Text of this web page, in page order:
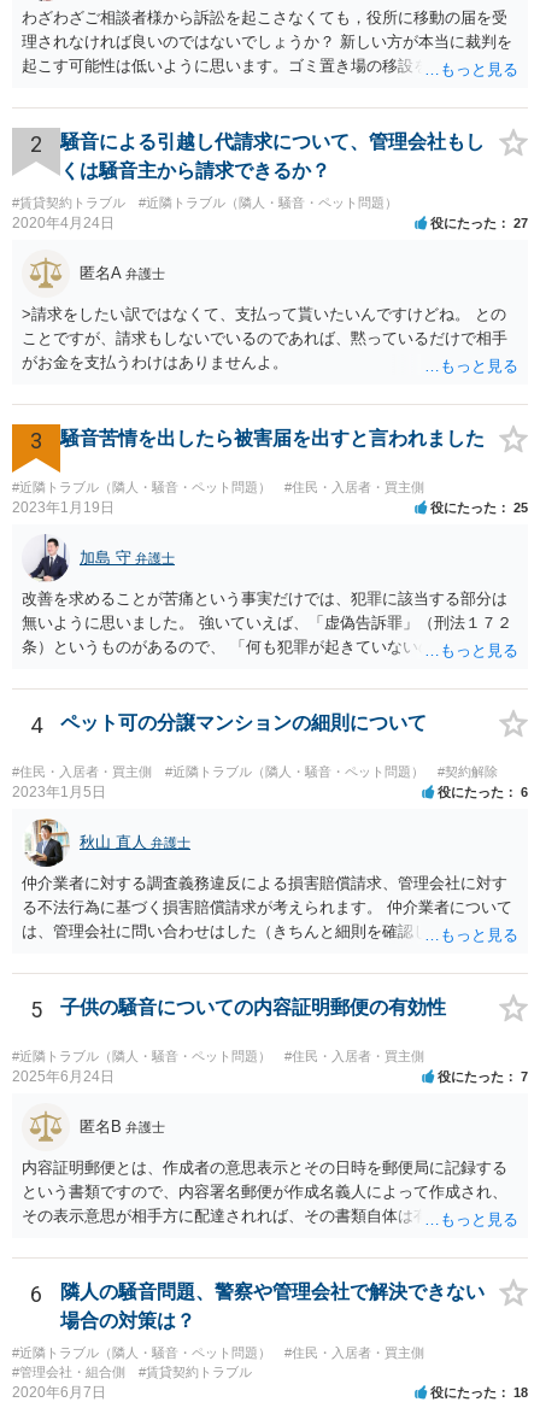
わざわざご相談者様から訴訟を起こさなくても，役所に移動の届を受
理されなければ良いのではないでしょうか？ 新しい方が本当に裁判を
起こす可能性は低いように思います。ゴミ置き場の移設を求める法的
2
騒音による引越し代請求について、管理会社もし
くは騒音主から請求できるか？
#賃貸契約トラブル #近隣トラブル（隣人・騒音・ペット問題）
2020年4月24日 役にたった 27
匿名A 弁護士
>請求をしたい訳ではなくて、支払って貰いたいんですけどね。 との
ことですが、請求もしないでいるのであれば、黙っているだけで相手
がお金を支払うわけはありませんよ。
3 騒音苦情を出したら被害届を出すと言われました
#近隣トラブル（隣人・騒音・ペット問題） #住民・入居者・買主側
2023年1月19日 役にたった 25
加島 守 弁護士
改善を求めることが苦痛という事実だけでは、犯罪に該当する部分は
無いように思いました。 強いていえば、「虚偽告訴罪」（刑法１７２
条）というものがあるので、 「何も犯罪が起きていないのにワザと警
しれませんが、警察が信じる可能性は低いのではないでしょうか。
4 ペット可の分譲マンションの細則について
#住民・入居者・買主側 #近隣トラブル（隣人・騒音・ペット問題） #契約解除
2023年1月5日 役にたった 6
秋山 直人 弁護士
仲介業者に対する調査義務違反による損害賠償請求、管理会社に対す
る不法行為に基づく損害賠償請求が考えられます。 仲介業者について
は、管理会社に問い合わせはした（きちんと細則を確認しなかった管
の間には直接の契約関係がないので、管理会社からは、ご相談者様に
対して義務を負っていないという反論が予想されます。 そのため、両
方に請求してくのが良いのではと思います。 損害の範囲はなかなか難
しいところですが、リフォーム工事をキャンセルしてキャンセル料が
発生しているということですので、当該キャンセル料を請求すること
約をしなかったとして、仲介手数料や登記費用も損害であるとして賠
償請求することが考えられます。
5 子供の騒音についての内容証明郵便の有効性
#近隣トラブル（隣人・騒音・ペット問題） #住民・入居者・買主側
2025年6月24日 役にたった 7
匿名B 弁護士
内容証明郵便とは、作成者の意思表示とその日時を郵便局に記録する
という書類ですので、内容署名郵便が作成名義人によって作成され、
その表示意思が相手方に配達されれば、その書類自体は有効となりま
的とした意思表示のことを言いますので、その文書の内容が法的効果
をもたらすのか否かが重要です。 今般、ご相談者は内容証明郵便によ
る裁判予告というかなり強い請求を受けているわけですが、請求者
（要求者）が特定されていない以上法的には何らの効果のないただの
郵便物です。 なので無視しても問題無いかと思われますが、相手がエ
スカレートすることも考えられるので、こちらから警察に対応をお願
6
隣人の騒音問題、警察や管理会社で解決できない
場合の対策は？
#近隣トラブル（隣人・騒音・ペット問題）
#住民・入居者・買主側
#管理会社・組合側
#賃貸契約トラブル
2020年6月7日 役にたった 18